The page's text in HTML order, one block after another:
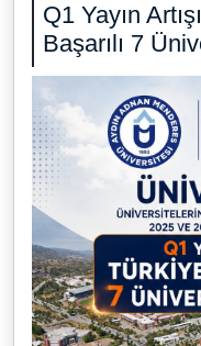
Q1 Yayın
Başarılı 7